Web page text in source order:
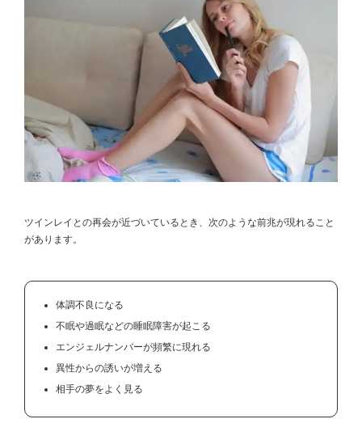
ツインレイとの再会が近づいているとき、次のような前兆が現れること
があります。
体調不良になる
不眠や過眠などの睡眠障害が起こる
エンジェルナンバーが頻繁に現れる
異性からの誘いが増える
相手の夢をよく見る